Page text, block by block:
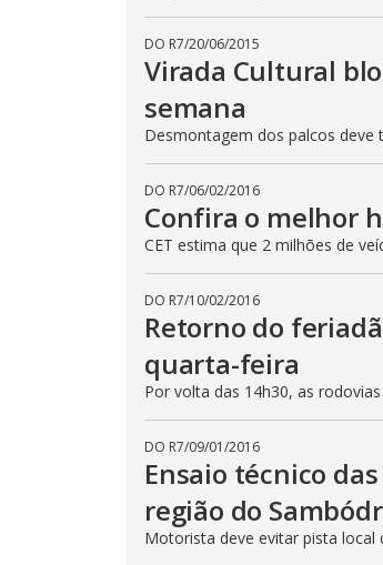
DO R7/20/06/2015
Virada Cultural
semana
Desmontagem dos palcos deve
DO R7/06/02/2016
Confira o melhor
CET estima que 2 milhões de
DO R7/10/02/2016
Retorno do
quarta-feira
Por volta das 14h30, as
DO R7/09/01/2016
Ensaio técnico
região do
Motorista deve evitar pista